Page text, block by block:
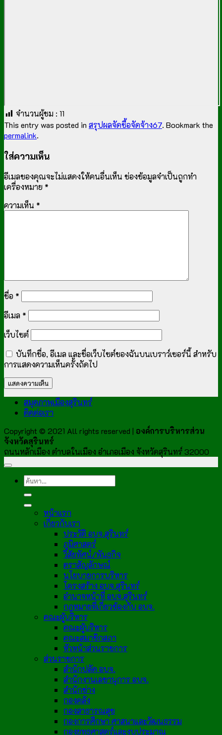
จำนวนผู้ชม : 11
This entry was posted in สรุปผลจัดซื้อจัดจ้าง67. Bookmark the
permalink.
ใส่ความเห็น
อีเมลของคุณจะไม่แสดงให้คนอื่นเห็น ช่องข้อมูลจำเป็นถูกทำ
เครื่องหมาย *
ความเห็น *
ชื่อ *
อีเมล *
เว็บไซต์
บันทึกชื่อ, อีเมล และชื่อเว็บไซต์ของฉันบนเบราว์เซอร์นี้ สำหรับ
การแสดงความเห็นครั้งถัดไป
สมุดภาพเมืองสุรินทร์
ติดต่อเรา
Copyright © 2021 All rights reserved | องค์การบริหารส่วน
จังหวัดสุรินทร์
ถนนหลักเมือง ตำบลในเมือง อำเภอเมือง จังหวัดสุรินทร์ 32000
หน้าแรก
เกี่ยวกับเรา
ประวัติ อบจ.สุรินทร์
ภูมิศาสตร์
วิสัยทัศน์/พันธกิจ
ตราสัญลักษณ์
นโยบายการบริหาร
โครงสร้าง อบจ.สุรินทร์
อำนาจหน้าที่ อบจ.สุรินทร์
กฎหมายที่เกี่ยวข้องกับ อบจ.
คณะผู้บริหาร
คณะผู้บริหาร
คณะสมาชิกสภา
หัวหน้าส่วนราชการ
ส่วนราชการ
สำนักปลัด อบจ.
สำนักงานเลขานุการ อบจ.
สำนักช่าง
กองคลัง
กองสาธารณสุข
กองการศึกษา ศาสนาและวัฒนธรรม
กองยุทธศาสตร์และงบประมาณ